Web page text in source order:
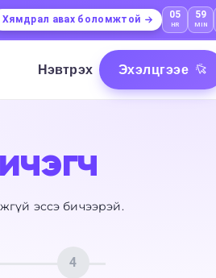
Хямдрал авах боломжтой 05
HR
59
MIN
Нэвтрэх Эхэлцгээе
эссэ бичээрэй.
4